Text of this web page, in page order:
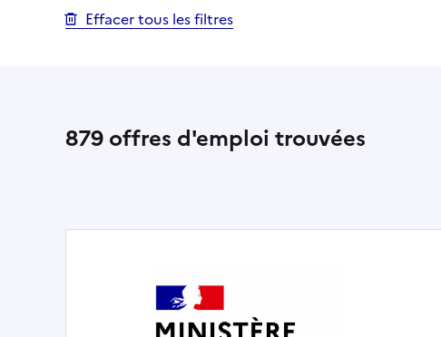
Effacer tous les filtres
879offres d'emploi trouvées